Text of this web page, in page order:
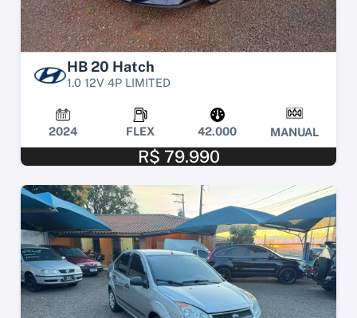
HB 20 Hatch
1.0 12V 4P LIMITED
2024 FLEX 42.000 MANUAL
R$ 79.990